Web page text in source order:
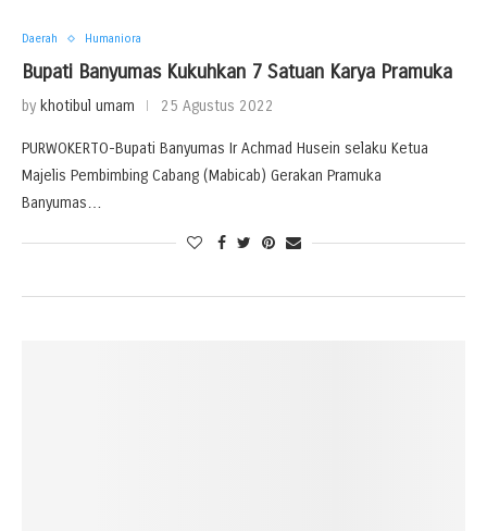
Daerah Humaniora
Bupati Banyumas Kukuhkan 7 Satuan Karya Pramuka
by khotibul umam 25 Agustus 2022
PURWOKERTO-Bupati Banyumas Ir Achmad Husein selaku Ketua
Majelis Pembimbing Cabang (Mabicab) Gerakan Pramuka
Banyumas…